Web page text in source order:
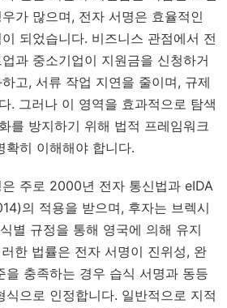
가 많으며, 전자 서명은 효율적인
되었습니다. 비즈니스 관점에서 전
과 중소기업이 지원금을 신청하거
고, 서류 작업 지연을 줄이며, 규제
. 그러나 이 영역을 효과적으로 탐색
를 방지하기 위해 법적 프레임워크
확히 이해해야 합니다.
주로 2000년 전자 통신법과 eIDA
의 적용을 받으며, 후자는 브렉시
별 규정을 통해 영국에 의해 유지
한 법률은 전자 서명이 진위성, 완
을 충족하는 경우 습식 서명과 동등
으로 인정합니다. 일반적으로 지적